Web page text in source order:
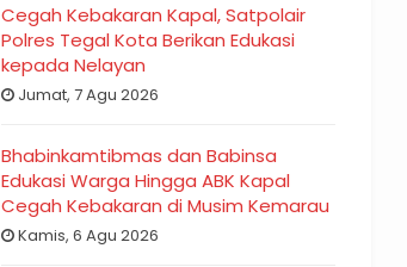
Cegah Kebakaran Kapal, Satpolair
Polres Tegal Kota Berikan Edukasi
kepada Nelayan
Jumat, 7 Agu 2026
Bhabinkamtibmas dan Babinsa
Edukasi Warga Hingga ABK Kapal
Cegah Kebakaran di Musim Kemarau
Kamis, 6 Agu 2026